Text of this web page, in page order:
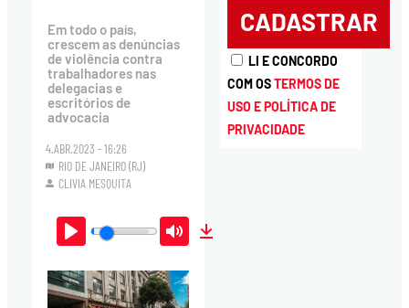
Em todo o país,
crescem as denúncias
de violência contra
trabalhadores nas
delegacias e
escritórios de
advocacia
4.ABR.2023 - 16:26
RIO DE JANEIRO (RJ)
CLIVIA MESQUITA
Play Mute
LI E CONCORDO
COM OSTERMOS DE
USO E POLÍTICA DE
PRIVACIDADE